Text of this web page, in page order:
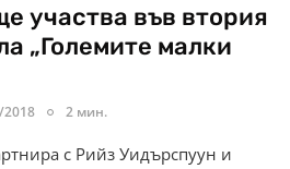
участва във втория
„Големите малки
2 мин.
с Рийз Уидърспуун и